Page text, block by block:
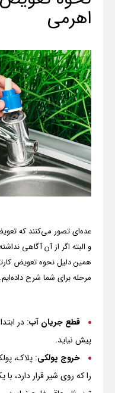
اهرمی
عده‌ای تصور می‌کنند که
و البته اگر از آن آگاهی
همین دلیل نحوه تعویض
مرحله برای شما شرح داده‌ایم.
قطع جریان آب: در
پیش نیاید.
خروج پولکی: پلاک،